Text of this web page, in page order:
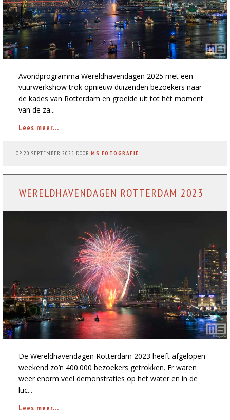
Avondprogramma Wereldhavendagen 2025 met een
vuurwerkshow trok opnieuw duizenden bezoekers naar
de kades van Rotterdam en groeide uit tot hét moment
van de za...
Lees meer...
OP 20 SEPTEMBER 2025 DOORMS FOTOGRAFIE
WERELDHAVENDAGEN ROTTERDAM 2023
De Wereldhavendagen Rotterdam 2023 heeft afgelopen
weekend zo’n 400.000 bezoekers getrokken. Er waren
weer enorm veel demonstraties op het water en in de
luc...
Lees meer...